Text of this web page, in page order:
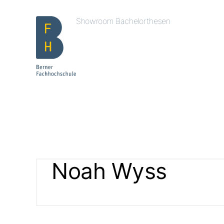
Showroom Bachelorthesen
Noah Wyss